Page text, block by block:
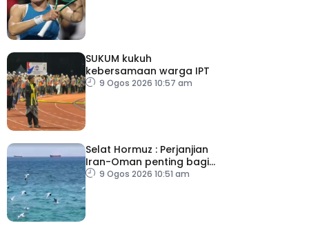
SUKUM kukuh
kebersamaan warga IPT
9 Ogos 2026 10:57 am
Selat Hormuz : Perjanjian
Iran-Oman penting bagi
tamatkan konflik
9 Ogos 2026 10:51 am